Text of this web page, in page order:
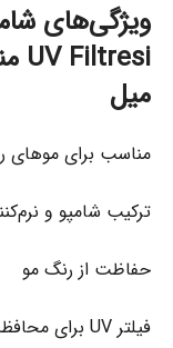
میل
مناسب برای موهای
ترکیب شامپو و
حفاظت از رنگ مو
فیلتر UV برای محافظت در برابر اشعه‌های مضر خورشید